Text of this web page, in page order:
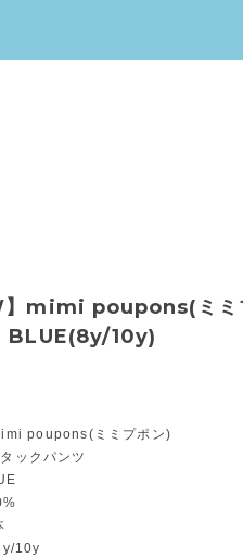
mimi poupons(ミミ
BLUE(8y/10y)
poupons(ミミプポン)
ックパンツ
10y